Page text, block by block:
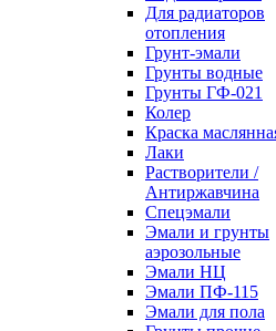
Для радиаторов
отопления
Грунт-эмали
Грунты водные
Грунты ГФ-021
Колер
Краска
Лаки
Растворители /
Антиржавчина
Спецэмали
Эмали и грунты
аэрозольные
Эмали НЦ
Эмали ПФ-115
Эмали для пола